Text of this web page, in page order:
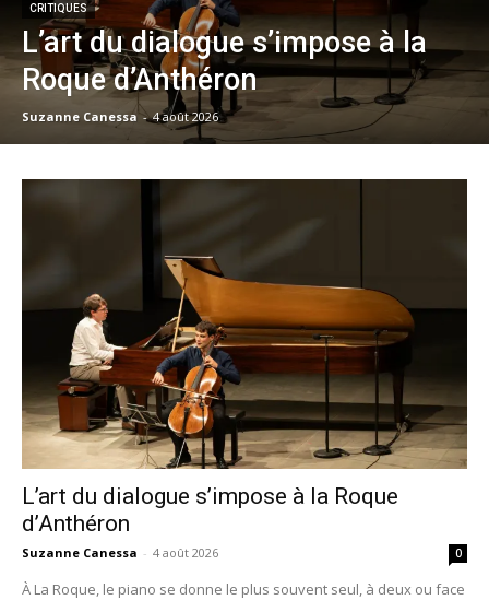
CRITIQUES
L’art du dialogue s’impose à la
Roque d’Anthéron
Suzanne Canessa - 4 août 2026
L’art du dialogue s’impose à la Roque
d’Anthéron
Suzanne Canessa - 4 août 2026 0
À La Roque, le piano se donne le plus souvent seul, à deux ou face